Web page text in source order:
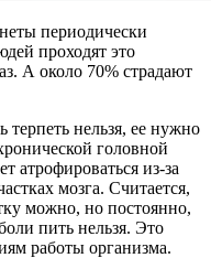
периодически
проходят это
А около 70% страдают
терпеть нельзя, ее нужно
головной
атрофироваться из-за
мозга. Считается,
можно, но постоянно,
пить нельзя. Это
работы организма.